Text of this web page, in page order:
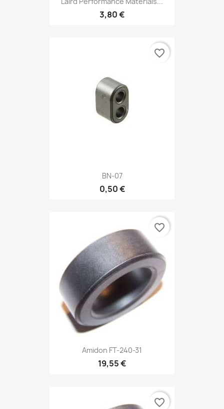
3,80 €
BN-07
0,50 €
favorite_border
Amidon FT-240-31
19,55 €
favorite_border
favorite_border